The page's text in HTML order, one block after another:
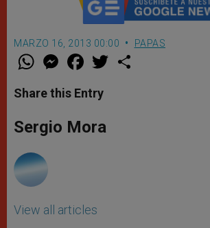
MARZO 16, 2013 00:00 PAPAS
W
t
s
p
p
M
e
s
e
g
e
F
a
e
b
o
k
w
Share this Entry
Sergio Mora
View all articles